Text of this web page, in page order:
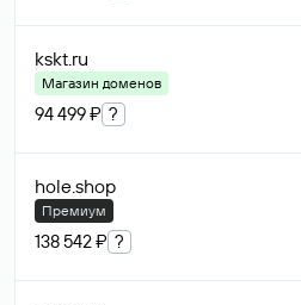
kskt.ru
Магазин доменов
94 499 ₽ ?
hole.shop
Премиум
138 542 ₽ ?